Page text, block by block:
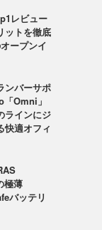
レビュー
ットを徹底
ープンイ
ンバーサポ
Omni」
ラインにジ
快適オフィ
極薄
バッテリ